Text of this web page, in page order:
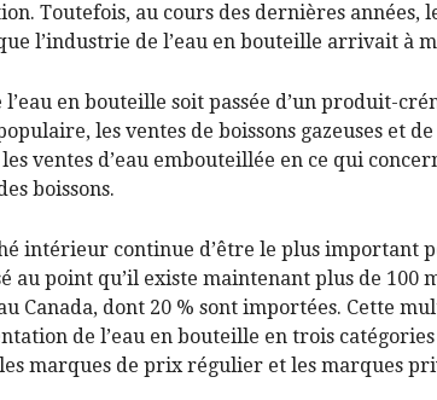
Toutefois, au cours des dernières années,
l’industrie de l’eau en bouteille arrivait à
l’eau en bouteille soit passée d’un produit-
les ventes de boissons gazeuses et
ventes d’eau embouteillée en ce qui
boissons.
intérieur continue d’être le plus important
au point qu’il existe maintenant plus de 100
Canada, dont 20 % sont importées. Cette
de l’eau en bouteille en trois
marques de prix régulier et les marques